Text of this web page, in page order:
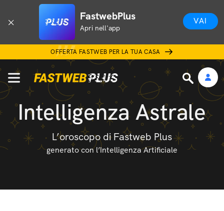
FastwebPlus
Apri nell'app
VAI
OFFERTA FASTWEB PER LA TUA CASA
Intelligenza Astrale
L’oroscopo di Fastweb Plus
generato con l’Intelligenza Artificiale